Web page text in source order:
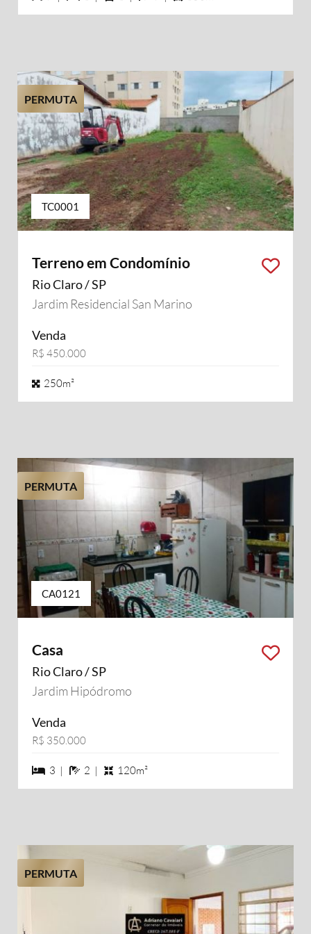
PERMUTA
TC0001
Terreno em Condomínio
Rio Claro / SP
Jardim Residencial San Marino
Venda
R$ 450.000
250m²
PERMUTA
CA0121
Casa
Rio Claro / SP
Jardim Hipódromo
Venda
R$ 350.000
3 dormiórios
3 | 2 banheiros
2 | 120m²
PERMUTA